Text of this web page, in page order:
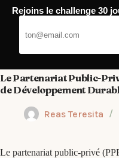
Passer
Le Partenariat Public-
de Développement
Reas Teresita
Le partenariat public-privé
Rejoins le challenge 30